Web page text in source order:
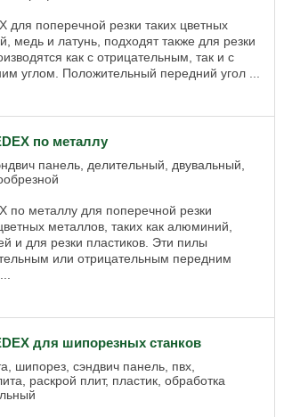
для поперечной резки таких цветных
медь и латунь, подходят также для резки
как с отрицательным, так и с
углом. Положительный передний угол ...
по металлу
панель, делительный, двувальный,
по металлу для поперечной резки
металлов, таких как алюминий,
и для резки пластиков. Эти пилы
или отрицательным передним
для шипорезных станков
шипорез, сэндвич панель, пвх,
раскрой плит, пластик, обработка